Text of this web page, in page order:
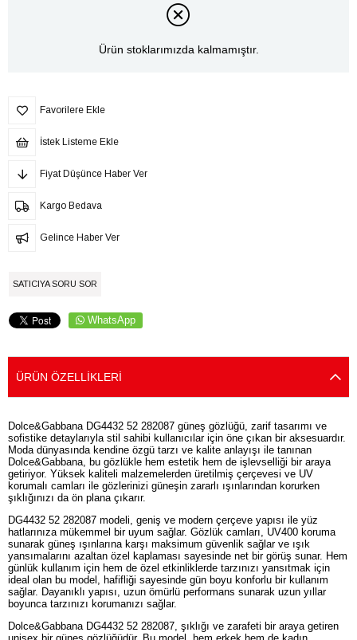
Ürün stoklarımızda kalmamıştır.
Favorilere Ekle
İstek Listeme Ekle
Fiyat Düşünce Haber Ver
Kargo Bedava
Gelince Haber Ver
SATICIYA SORU SOR
WhatsApp
ÜRÜN ÖZELLIKLERI
Dolce&Gabbana DG4432 52 282087 güneş gözlüğü, zarif tasarımı ve
sofistike detaylarıyla stil sahibi kullanıcılar için öne çıkan bir aksesuardır.
Moda dünyasında kendine özgü tarzı ve kalite anlayışı ile tanınan
Dolce&Gabbana, bu gözlükle hem estetik hem de işlevselliği bir araya
getiriyor. Yüksek kaliteli malzemelerden üretilmiş çerçevesi ve UV
korumalı camları ile gözlerinizi güneşin zararlı ışınlarından korurken
şıklığınızı da ön plana çıkarır.
DG4432 52 282087 modeli, geniş ve modern çerçeve yapısı ile yüz
hatlarınıza mükemmel bir uyum sağlar. Gözlük camları, UV400 koruma
sunarak güneş ışınlarına karşı maksimum güvenlik sağlar ve ışık
yansımalarını azaltan özel kaplaması sayesinde net bir görüş sunar. Hem
günlük kullanım için hem de özel etkinliklerde tarzınızı yansıtmak için
ideal olan bu model, hafifliği sayesinde gün boyu konforlu bir kullanım
sağlar. Dayanıklı yapısı, uzun ömürlü performans sunarak uzun yıllar
boyunca tarzınızı korumanızı sağlar.
Dolce&Gabbana DG4432 52 282087, şıklığı ve zarafeti bir araya getiren